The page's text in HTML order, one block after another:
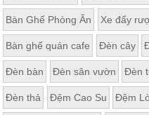
Bàn Ghế Phòng Ăn Xe đẩy
Bàn ghế quán cafe Đèn cây
Đèn bàn Đèn sân vườn Đèn
Đèn thả Đệm Cao Su Đệm